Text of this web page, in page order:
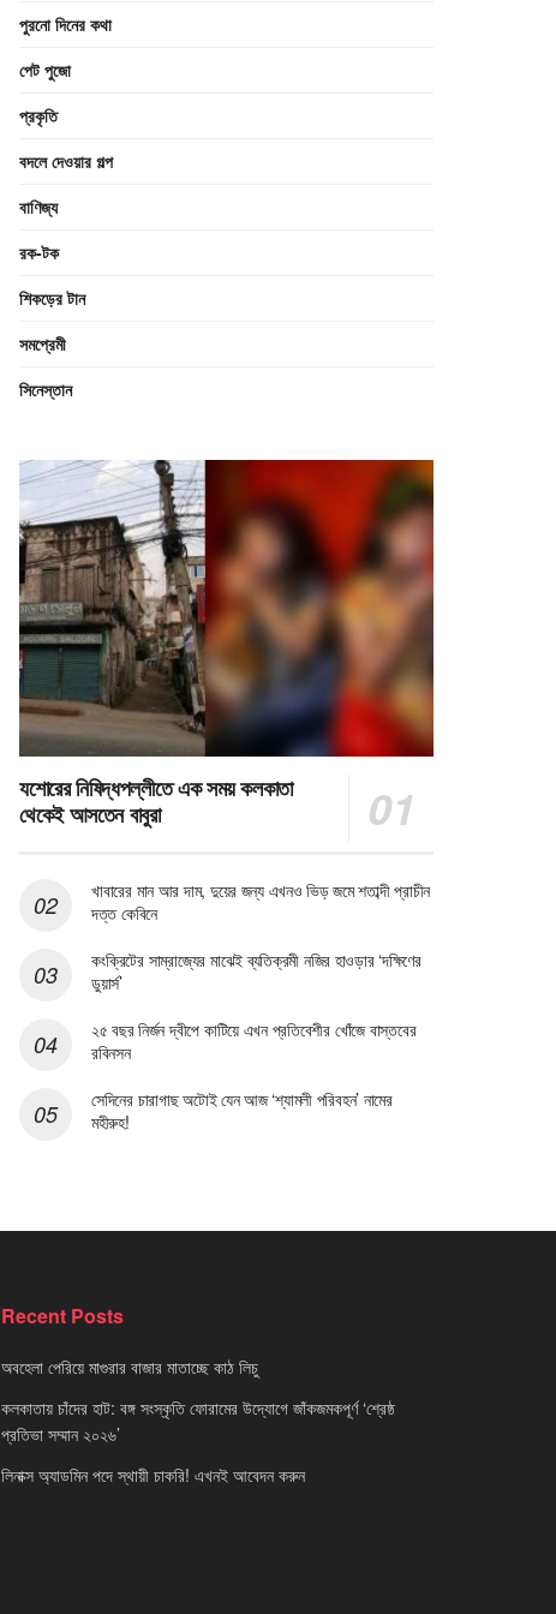
পুরনো দিনের কথা
পেট পুজো
প্রকৃতি
বদলে দেওয়ার গল্প
বাণিজ্য
রক-টক
শিকড়ের টান
সমপ্রেমী
সিনেস্তান
যশোরের নিষিদ্ধপল্লীতে এক সময় কলকাতা
থেকেই আসতেন বাবুরা
খাবারের মান আর দাম, দুয়ের জন্য এখনও ভিড় জমে শতাব্দী প্রাচীন
দত্ত কেবিনে
কংক্রিটের সাম্রাজ্যের মাঝেই ব্যতিক্রমী নজির হাওড়ার ‘দক্ষিণের
ডুয়ার্স’
২৫ বছর নির্জন দ্বীপে কাটিয়ে এখন প্রতিবেশীর খোঁজে বাস্তবের
রবিনসন
সেদিনের চারাগাছ অটোই যেন আজ ‘শ্যামলী পরিবহন’ নামের
মহীরুহ!
Recent Posts
অবহেলা পেরিয়ে মাগুরার বাজার মাতাচ্ছে কাঠ লিচু
কলকাতায় চাঁদের হাট: বঙ্গ সংস্কৃতি ফোরামের উদ্যোগে জাঁকজমকপূর্ণ ‘শ্রেষ্ঠ
প্রতিভা সম্মান ২০২৬’
লিনাক্স অ্যাডমিন পদে স্থায়ী চাকরি! এখনই আবেদন করুন